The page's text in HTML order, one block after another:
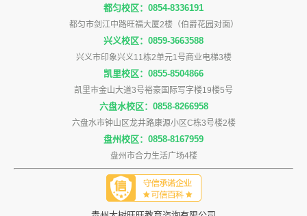
都匀校区：0854-8336191
都匀市剑江中路旺福大厦2楼（伯爵花园对面）
兴义校区：0859-3663588
兴义市印象兴义11栋2单元1号商业电梯3楼
凯里校区：0855-8504866
凯里市金山大道3号裕豪国际写字楼19楼5号
六盘水校区：0858-8266958
六盘水市钟山区龙井路康源小区C栋3号楼2楼
盘州校区：0858-8167959
盘州市合力生活广场4楼